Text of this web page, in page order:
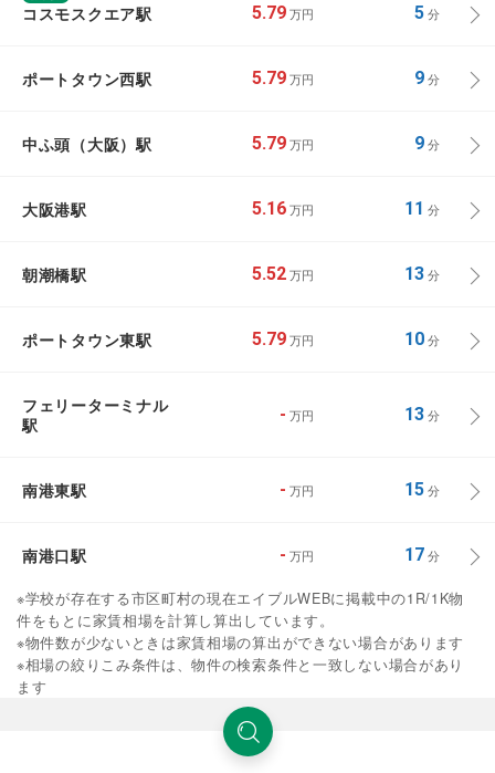
コスモスクエア駅 5.79 万円 5分
ポートタウン西駅 5.79 万円 9分
中ふ頭（大阪）駅 5.79 万円 9分
大阪港駅 5.16 万円 11 分
朝潮橋駅 5.52 万円 13分
ポートタウン東駅 5.79 万円 10分
フェリーターミナル
駅
- 万円 13分
南港東駅 - 万円 15分
南港口駅 - 万円 17分
※学校が存在する市区町村の現在エイブルWEBに掲載中の1R/1K物
件をもとに家賃相場を計算し算出しています。
※物件数が少ないときは家賃相場の算出ができない場合があります
※相場の絞りこみ条件は、物件の検索条件と一致しない場合があり
ます